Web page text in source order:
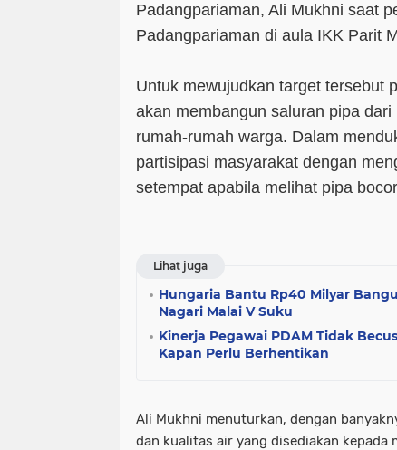
Padangpariaman, Ali Mukhni saat
Padangpariaman di aula IKK Parit
Untuk mewujudkan target tersebut
akan membangun saluran pipa
rumah-rumah warga. Dalam
partisipasi masyarakat dengan
setempat apabila melihat pipa
Lihat juga
Hungaria Bantu Rp40 Milyar
Nagari Malai V Suku
Kinerja Pegawai PDAM Tidak
Kapan Perlu Berhentikan
Ali Mukhni menuturkan, dengan
dan kualitas air yang disediakan kepada